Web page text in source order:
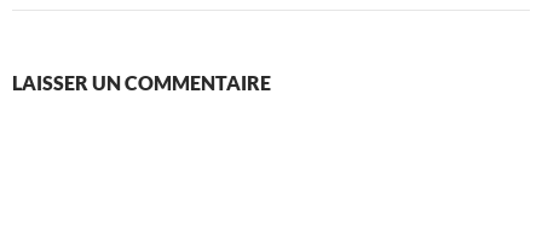
LAISSER UN COMMENTAIRE